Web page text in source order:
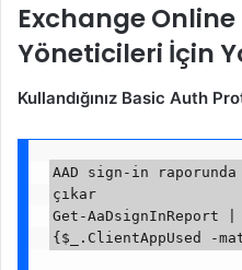
Exchange
Yöneticileri İçin
Kullandığınız Basic Auth
AAD sign-in
çıkar
Get-AaDsignInReport |